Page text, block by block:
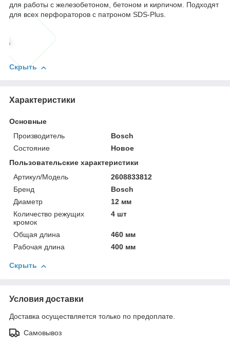
для работы с железобетоном, бетоном и кирпичом. Подходят
для всех перфораторов с патроном SDS-Plus.
Скрыть
Характеристики
Основные
Производитель
Bosch
Состояние
Новое
Пользовательские характеристики
Артикул/Модель
2608833812
Бренд
Bosch
Диаметр
12 мм
Количество режущих
кромок
4 шт
Общая длина
460 мм
Рабочая длина
400 мм
Скрыть
Условия доставки
Доставка осуществляется только по предоплате.
Самовывоз